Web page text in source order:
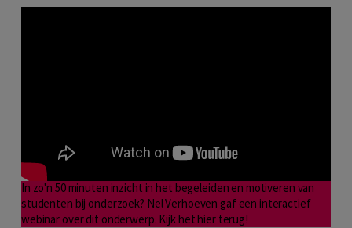
In zo'n 50 minuten inzicht in het begeleiden en motiveren van
studenten bij onderzoek? Nel Verhoeven gaf een interactief
webinar over dit onderwerp. Kijk het hier terug!